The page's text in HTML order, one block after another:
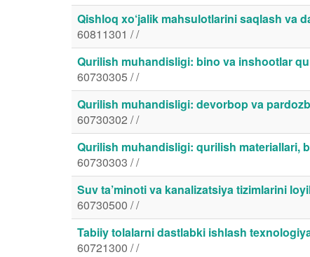
Qishloq xo‘jalik mahsulotlarini saqlash va
60811301 / /
Qurilish muhandisligi: bino va inshootlar
60730305 / /
Qurilish muhandisligi: devorbop va
60730302 / /
Qurilish muhandisligi: qurilish materiallari,
60730303 / /
Suv ta’minoti va kanalizatsiya tizimlarini
60730500 / /
Tabiiy tolalarni dastlabki ishlash
60721300 / /